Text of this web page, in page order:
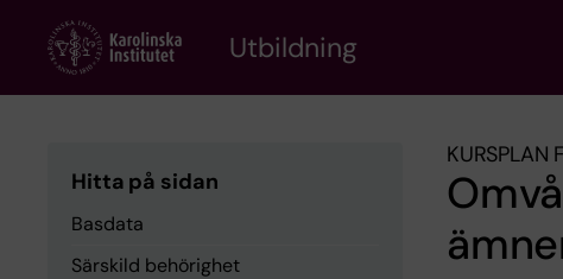
content
Utbildning
Hitta på sidan
Basdata
Särskild behörighet
KURSPLAN